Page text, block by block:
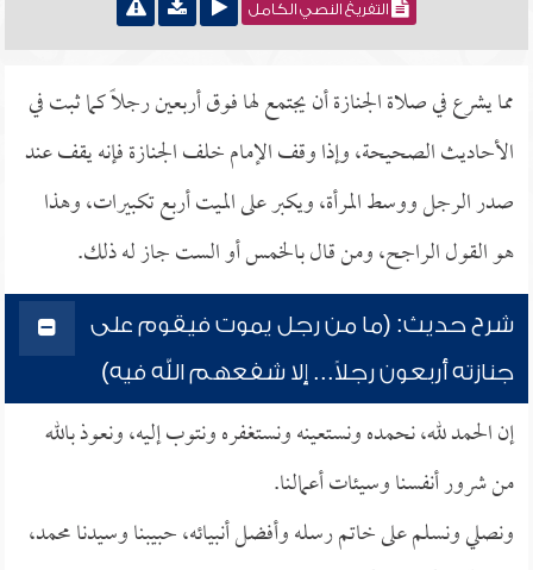
التفريغ النصي الكامل
مما يشرع في صلاة الجنازة أن يجتمع لها فوق أربعين رجلاً كما ثبت في
الأحاديث الصحيحة، وإذا وقف الإمام خلف الجنازة فإنه يقف عند
صدر الرجل ووسط المرأة، ويكبر على الميت أربع تكبيرات، وهذا
هو القول الراجح، ومن قال بالخمس أو الست جاز له ذلك.
شرح حديث: (ما من رجل يموت فيقوم على
جنازته أربعون رجلاً... إلا شفعهم الله فيه)
إن الحمد لله، نحمده ونستعينه ونستغفره ونتوب إليه، ونعوذ بالله
من شرور أنفسنا وسيئات أعمالنا.
ونصلي ونسلم على خاتم رسله وأفضل أنبيائه، حبيبنا وسيدنا محمد،